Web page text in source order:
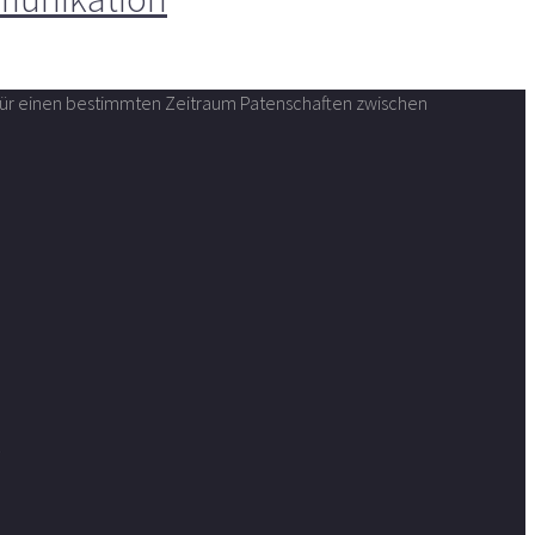
einen bestimmten Zeitraum Patenschaften zwischen